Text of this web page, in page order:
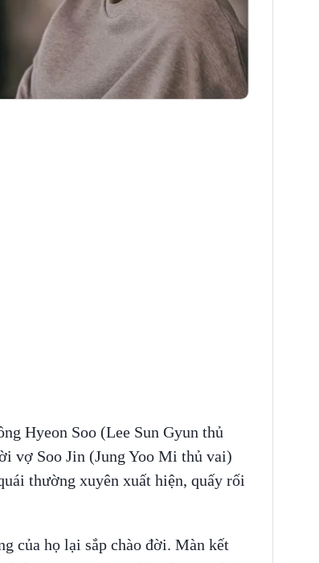
Hyeon Soo (Lee Sun Gyun thủ
vợ Soo Jin (Jung Yoo Mi thủ vai)
thường xuyên xuất hiện, quấy rối
của họ lại sắp chào đời. Màn kết